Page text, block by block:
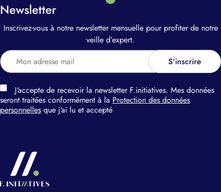
Newsletter
Inscrivez-vous à notre newsletter mensuelle pour profiter de notre
veille d’expert.
J‘accepte de recevoir la newsletter F.initiatives. Mes données
seront traitées conformément à la Protection des données
personnelles que j‘ai lu et accepté